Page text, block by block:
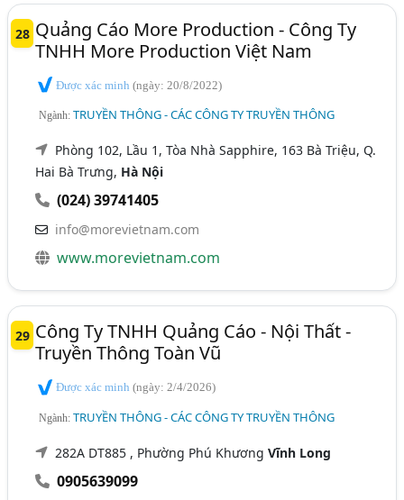
28 Quảng Cáo More Production - Công Ty
TNHH More Production Việt Nam
Được xác minh(ngày: 20/8/2022)
Ngành:TRUYỀN THÔNG - CÁC CÔNG TY TRUYỀN THÔNG
Phòng 102, Lầu 1, Tòa Nhà Sapphire, 163 Bà Triệu, Q.
Hai Bà Trưng, Hà Nội
(024) 39741405
info@morevietnam.com
www.morevietnam.com
29 Công Ty TNHH Quảng Cáo - Nội Thất -
Truyền Thông Toàn Vũ
Được xác minh(ngày: 2/4/2026)
Ngành:TRUYỀN THÔNG - CÁC CÔNG TY TRUYỀN THÔNG
282A DT885 , Phường Phú KhươngVĩnh Long
0905639099